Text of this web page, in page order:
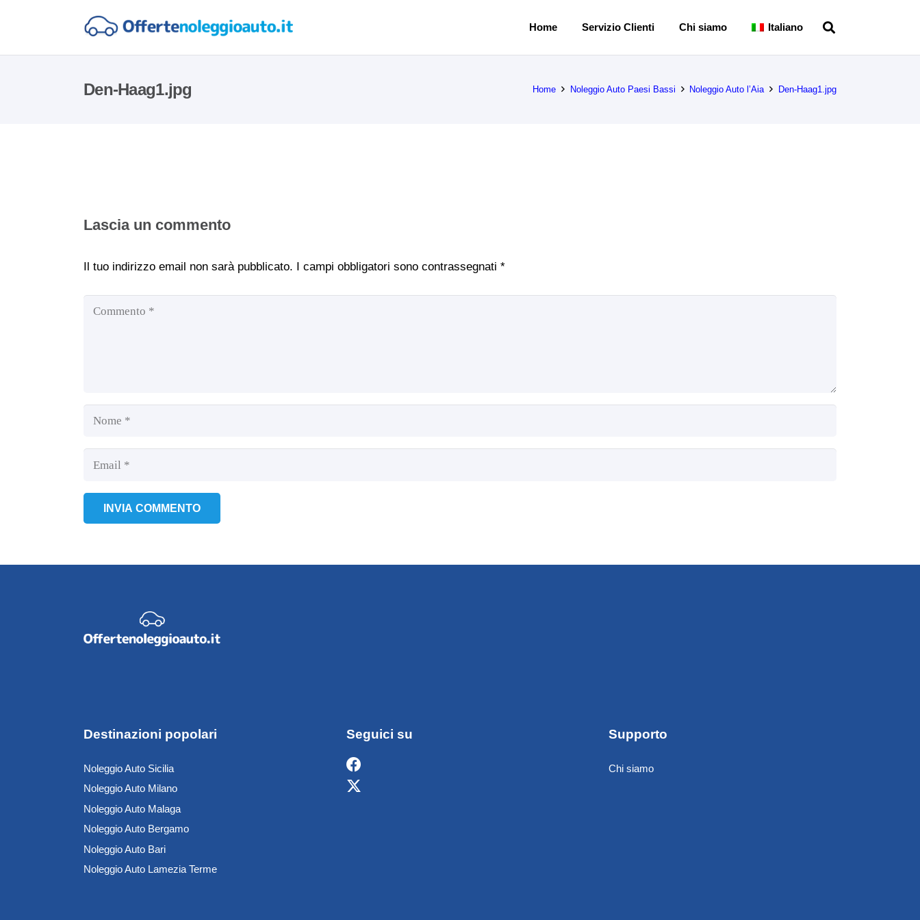
Home Servizio Clienti Chi siamo Italiano
Den-Haag1.jpg Home Noleggio Auto Paesi Bassi Noleggio Auto l’Aia Den-Haag1.jpg
Lascia un commento
Il tuo indirizzo email non sarà pubblicato. I campi obbligatori sono contrassegnati *
INVIA COMMENTO
Destinazioni popolari
Noleggio Auto Sicilia
Noleggio Auto Milano
Noleggio Auto Malaga
Noleggio Auto Bergamo
Noleggio Auto Bari
Noleggio Auto Lamezia Terme
Seguici su Supporto
Chi siamo